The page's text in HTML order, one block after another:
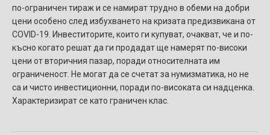
по-ограничен тираж и се намират трудно в обеми на добри
цени особено след избухването на кризата предизвикана от
COVID-19. Инвеститорите, които ги купуват, очакват, че и по-
късно когато решат да ги продадат ще намерят по-високи
цени от вторичния пазар, поради относителната им
ограниченост. Не могат да се счетат за нумизматика, но не
са и чисто инвестиционни, поради по-високата си надценка.
Характеризират се като граничен клас.